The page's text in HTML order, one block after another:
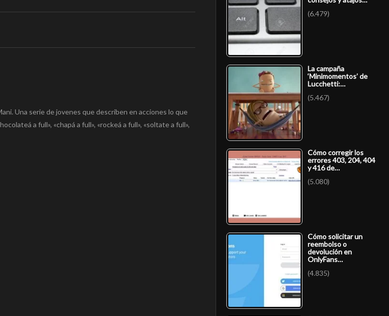
Una serie de jovenes que describen en acciones lo que
a full», «chapá a full», «rockeá a full», «soltate a full»,
(6.479)
La campaña
‘Minimomentos’ de
Lucchetti:…
(5.467)
Cómo corregir los
errores 403, 204, 404
y 416 de…
(5.080)
Cómo solicitar un
reembolso o
devolución en
OnlyFans…
(4.835)